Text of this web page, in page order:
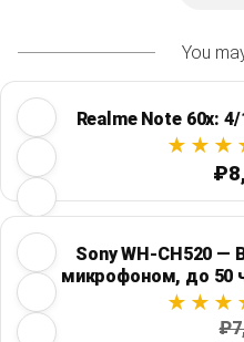
You
Realme Note 60x:
Sony WH-CH520 —
микрофоном, до 50